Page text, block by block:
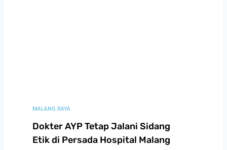
MALANG RAYA
Dokter AYP Tetap Jalani Sidang
Etik di Persada Hospital Malang